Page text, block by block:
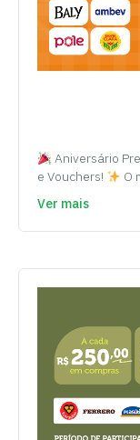
Aniversário
e Vouchers!
O
Ver mais